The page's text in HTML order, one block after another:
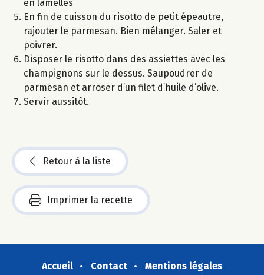
en lamelles
En fin de cuisson du risotto de petit épeautre,
rajouter le parmesan. Bien mélanger. Saler et
poivrer.
Disposer le risotto dans des assiettes avec les
champignons sur le dessus. Saupoudrer de
parmesan et arroser d’un filet d’huile d’olive.
Servir aussitôt.
Retour à la liste
Imprimer la recette
Accueil Contact
Mentions légales